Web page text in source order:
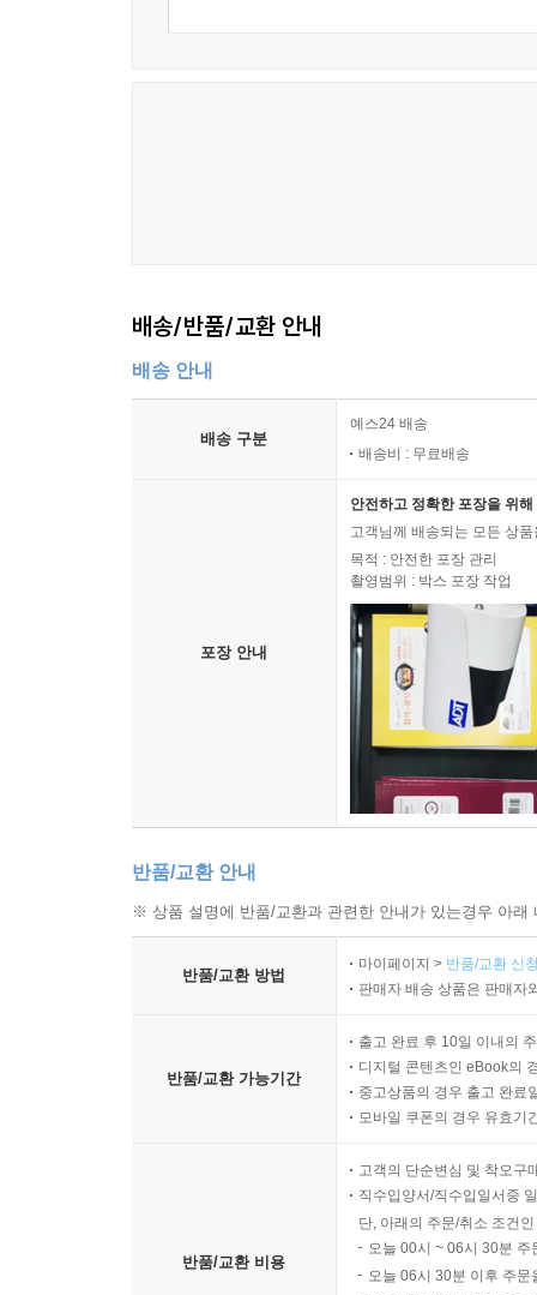
배송/반품/교환 안내
배송 안내
배송 구분
예스24 배송
배송비 : 무료배송
포장 안내
안전하고 정확한 포장을 위
고객님께 배송되는 모든 상
목적 : 안전한 포장 관리
촬영범위 : 박스 포장 작업
반품/교환 안내
※ 상품 설명에 반품/교환과 관련한 안내가 있는경우 아
반품/교환 방법
마이페이지 > 반품/교환 신
판매자 배송 상품은 판매자
반품/교환 가능기간
출고 완료 후 10일 이내의
디지털 콘텐츠인 eBook의
중고상품의 경우 출고 완료
모바일 쿠폰의 경우 유효기
반품/교환 비용
고객의 단순변심 및 착오구
직수입양서/직수입일서중
단, 아래의 주문/취소 조건
오늘 00시 ~ 06시 30분
오늘 06시 30분 이후 주